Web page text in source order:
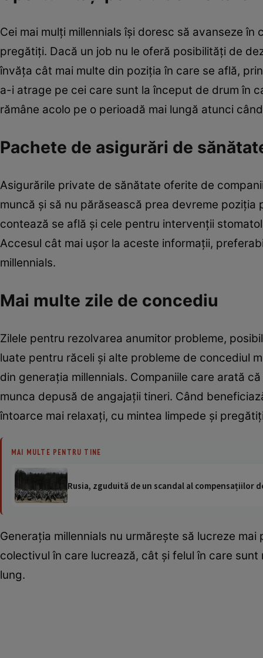
Cei mai mulţi millennials îşi doresc să avanseze
pregătiţi. Dacă un job nu le oferă posibilităţi de
învăţa cât mai multe din poziţia în care se află,
a-i atrage pe cei care sunt la început de drum în
rămâne acolo pe o perioadă mai lungă atunci
Pachete de asigurări de
Asigurările private de sănătate oferite de
muncă şi să nu părăsească prea devreme
contează se află şi cele pentru intervenţii
Accesul cât mai uşor la aceste informaţii,
millennials.
Mai multe zile de concediu
Zilele pentru rezolvarea anumitor probleme,
luate pentru răceli şi alte probleme de concediul
din generaţia millennials. Companiile care arată
munca depusă de angajaţii tineri. Când
întoarce mai relaxaţi, cu mintea limpede şi
MAI MULTE PENTRU TINE
Rusia, zguduită de un scandal al
Generaţia millennials nu urmăreşte să lucreze
colectivul în care lucrează, cât şi felul în care
lung.